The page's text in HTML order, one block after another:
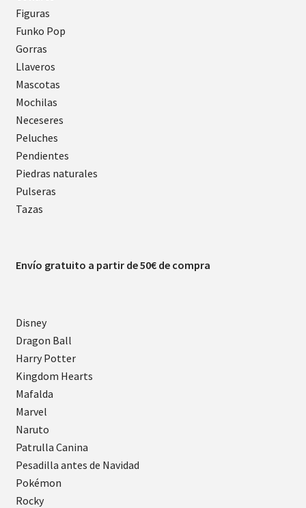
Figuras
Funko Pop
Gorras
Llaveros
Mascotas
Mochilas
Neceseres
Peluches
Pendientes
Piedras naturales
Pulseras
Tazas
Envío gratuito a partir de 50€ de compra
Disney
Dragon Ball
Harry Potter
Kingdom Hearts
Mafalda
Marvel
Naruto
Patrulla Canina
Pesadilla antes de Navidad
Pokémon
Rocky